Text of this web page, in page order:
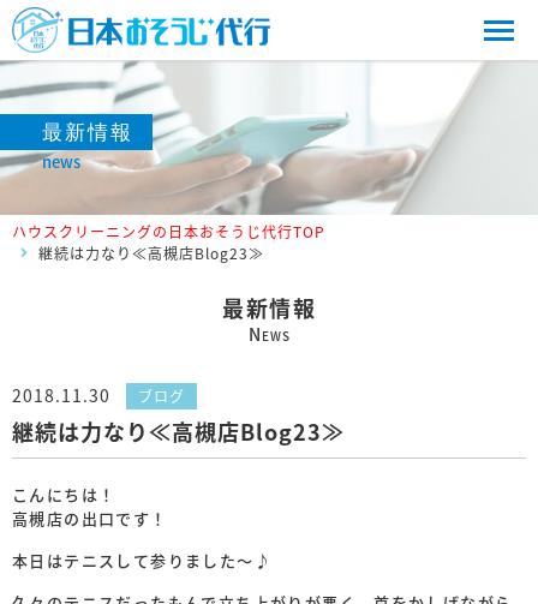
最新情報
news
ハウスクリーニングの日本おそうじ代行TOP
継続は力なり≪高槻店Blog23≫
最新情報
N EWS
2018.11.30 ブログ
継続は力なり≪高槻店Blog23≫
こんにちは！
高槻店の出口です！
本日はテニスして参りました〜♪